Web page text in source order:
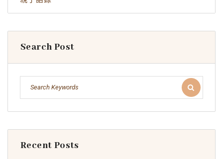
Search Post
Recent Posts